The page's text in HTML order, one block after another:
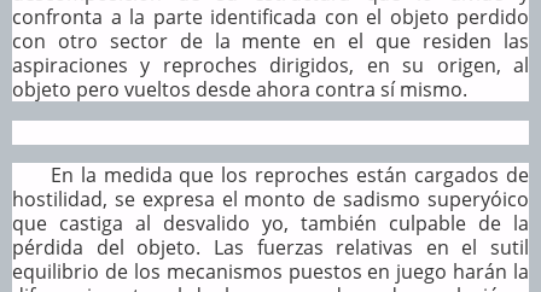
confronta a la parte identificada con el objeto perdido
con otro sector de la mente en el que residen las
aspiraciones y reproches dirigidos, en su origen, al
objeto pero vueltos desde ahora contra sí mismo.
En la medida que los reproches están cargados de
hostilidad, se expresa el monto de sadismo superyóico
que castiga al desvalido yo, también culpable de la
pérdida del objeto. Las fuerzas relativas en el sutil
equilibrio de los mecanismos puestos en juego harán la